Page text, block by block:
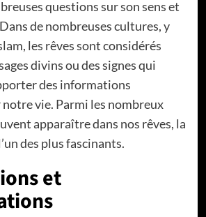
questions sur son sens et
de nombreuses cultures, y
les rêves sont considérés
divins ou des signes qui
des informations
vie. Parmi les nombreux
apparaître dans nos rêves, la
des plus fascinants.
et